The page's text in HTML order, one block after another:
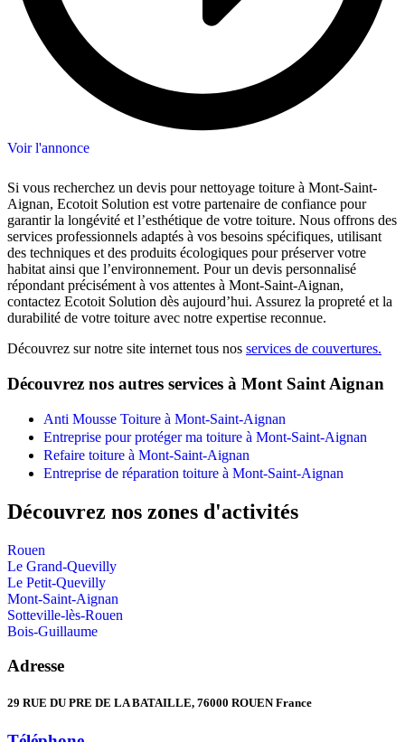
Voir l'annonce
Si vous recherchez un devis pour nettoyage toiture à Mont-Saint-
Aignan, Ecotoit Solution est votre partenaire de confiance pour
garantir la longévité et l’esthétique de votre toiture. Nous offrons des
services professionnels adaptés à vos besoins spécifiques, utilisant
des techniques et des produits écologiques pour préserver votre
habitat ainsi que l’environnement. Pour un devis personnalisé
répondant précisément à vos attentes à Mont-Saint-Aignan,
contactez Ecotoit Solution dès aujourd’hui. Assurez la propreté et la
durabilité de votre toiture avec notre expertise reconnue.
Découvrez sur notre site internet tous nos services de couvertures.
Découvrez nos autres services à Mont Saint Aignan
Anti Mousse Toiture à Mont-Saint-Aignan
Entreprise pour protéger ma toiture à Mont-Saint-Aignan
Refaire toiture à Mont-Saint-Aignan
Entreprise de réparation toiture à Mont-Saint-Aignan
Découvrez nos zones d'activités
Rouen
Le Grand-Quevilly
Le Petit-Quevilly
Mont-Saint-Aignan
Sotteville-lès-Rouen
Bois-Guillaume
Adresse
29 RUE DU PRE DE LA BATAILLE, 76000 ROUEN France